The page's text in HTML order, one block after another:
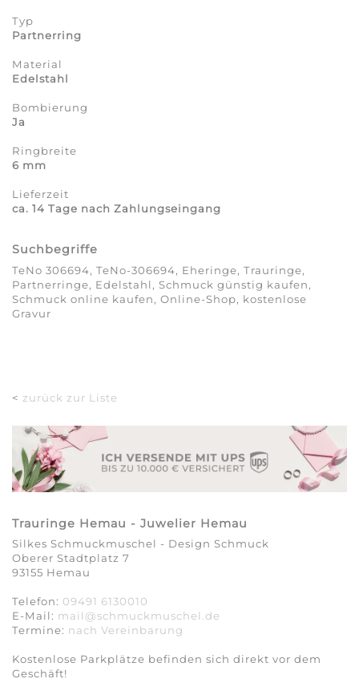
Typ
Partnerring
Material
Edelstahl
Bombierung
Ja
Ringbreite
6 mm
Lieferzeit
ca. 14 Tage nach Zahlungseingang
Suchbegriffe
TeNo 306694, TeNo-306694, Eheringe, Trauringe,
Partnerringe, Edelstahl, Schmuck günstig kaufen,
Schmuck online kaufen, Online-Shop, kostenlose
Gravur
< zurück zur Liste
Trauringe Hemau - Juwelier Hemau
Silkes Schmuckmuschel - Design Schmuck
Oberer Stadtplatz 7
93155 Hemau
Telefon: 09491 6130010
E-Mail: mail@schmuckmuschel.de
Termine: nach Vereinbarung​​​​​​​
Kostenlose Parkplätze befinden sich direkt vor dem
Geschäft!